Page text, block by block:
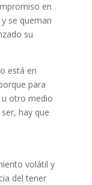
en
se queman
su
está en
para
u otro medio
hay que
volátil y
del tener